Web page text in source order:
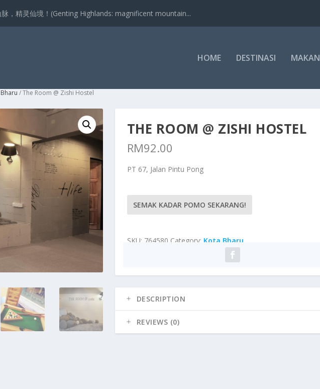
，精灵仙境！(Genting Highlands: magnificent mountain...
HOME DESTINASI MAKAN
/ The Room @ Zishi Hostel
THE ROOM @ ZISHI HOSTEL
RM92.00
PT 67, Jalan Pintu Pong
SEMAK KADAR POMO SEKARANG!
SKU: 764580 Category: Kota Bharu
DESCRIPTION
REVIEWS (0)